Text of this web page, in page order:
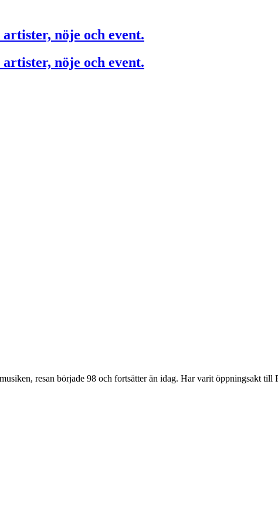
nöje och event.
nöje och event.
resan började 98 och fortsätter än idag. Har varit öppningsakt till